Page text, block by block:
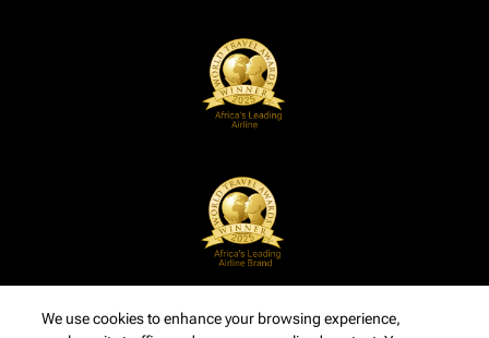
We use cookies to enhance your browsing experience,